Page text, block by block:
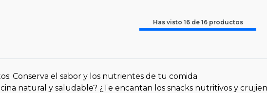
Has visto 16de 16 productos
Conserva el sabor y los nutrientes de tu comida
natural y saludable? ¿Te encantan los snacks nutritivos y